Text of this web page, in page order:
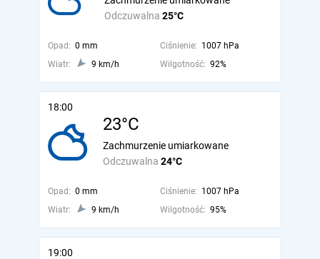
Odczuwalna 25°C
Opad: 0 mm Ciśnienie: 1007 hPa
Wiatr:
9 km/h Wilgotność: 92%
18:00
23°C
Odczuwalna 24°C
Zachmurzenie umiarkowane
Opad: 0 mm Ciśnienie: 1007 hPa
Wiatr:
9 km/h Wilgotność: 95%
19:00